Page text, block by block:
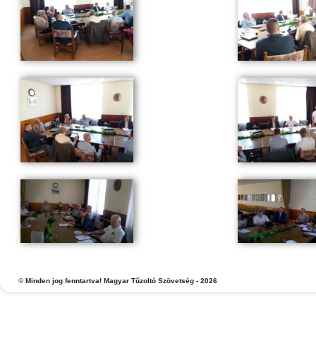
©Minden jog fenntartva! Magyar Tűzoltó Szövetség - 2026